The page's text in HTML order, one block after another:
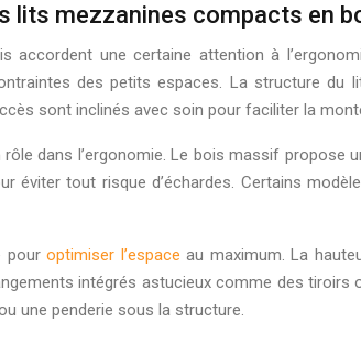
lits mezzanines compacts en
accordent une certaine attention à
des petits espaces. La structure
sont inclinés avec soin pour faciliter la
dans l’ergonomie. Le bois massif
éviter tout risque d’échardes. Certains
pouroptimiser l’espace au maximum. La
intégrés astucieux comme des tiroirs
une penderie sous la structure.